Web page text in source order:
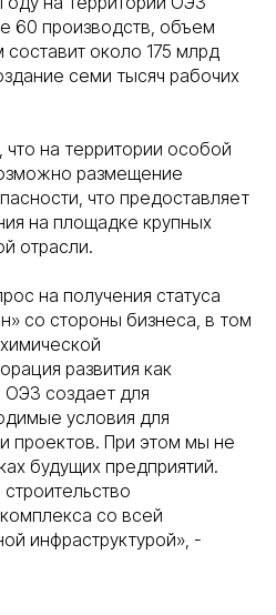
60 производств, объем
около 175 млрд
семи тысяч рабочих
что на территории особой
размещение
что предоставляет
на площадке крупных
отрасли.
на получения статуса
со стороны бизнеса, в том
развития как
создает для
условия для
проектов. При этом мы не
будущих предприятий.
со всей
инфраструктурой», -